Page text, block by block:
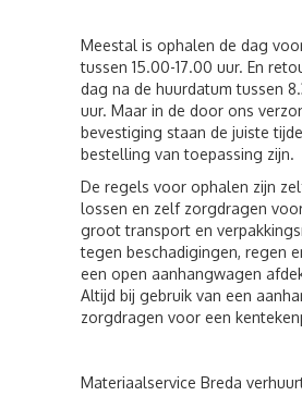
Meestal is ophalen de dag
tussen 15.00-17.00 uur. En
dag na de huurdatum tussen
uur. Maar in de door ons
bevestiging staan de juiste
bestelling van toepassing zijn.
De regels voor ophalen zijn
lossen en zelf zorgdragen
groot transport en
tegen beschadigingen, regen
een open aanhangwagen
Altijd bij gebruik van een
zorgdragen voor een
Materiaalservice Breda